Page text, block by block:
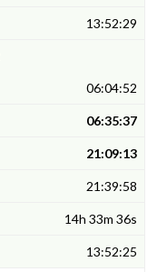
13:52:29
06:04:52
06:35:37
21:09:13
21:39:58
14h 33m 36s
13:52:25